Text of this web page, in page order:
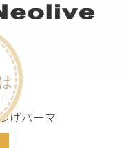
げパーマ